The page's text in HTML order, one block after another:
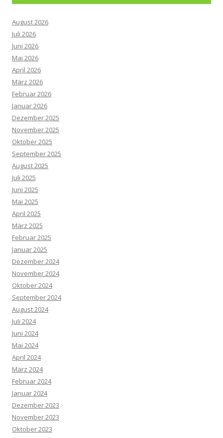
August 2026
Juli 2026
Juni 2026
Mai 2026
April 2026
März 2026
Februar 2026
Januar 2026
Dezember 2025
November 2025
Oktober 2025
September 2025
August 2025
Juli 2025
Juni 2025
Mai 2025
April 2025
März 2025
Februar 2025
Januar 2025
Dezember 2024
November 2024
Oktober 2024
September 2024
August 2024
Juli 2024
Juni 2024
Mai 2024
April 2024
März 2024
Februar 2024
Januar 2024
Dezember 2023
November 2023
Oktober 2023